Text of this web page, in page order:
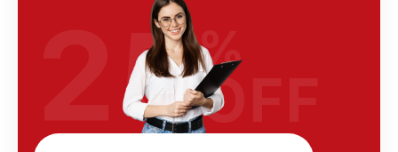
25%
OFF